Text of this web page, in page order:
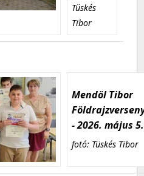
Tüskés
Tibor
Mendöl Tibor
- 2026. május 5.
fotó: Tüskés Tibor